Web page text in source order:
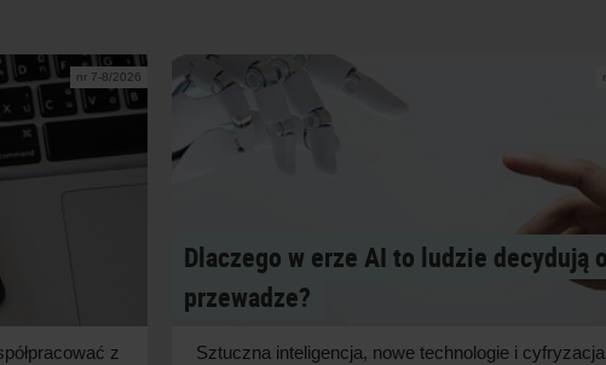
nr 7-8/2026
z
Dlaczego w erze AI to ludzie decydują o
przewadze?
Sztuczna inteligencja, nowe technologie i cyfryzacja